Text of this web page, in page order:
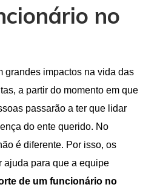
no
grandes impactos na vida das
a partir do momento em que
passarão a ter que lidar
do ente querido. No
é diferente. Por isso, os
ajuda para que a equipe
de um funcionário no